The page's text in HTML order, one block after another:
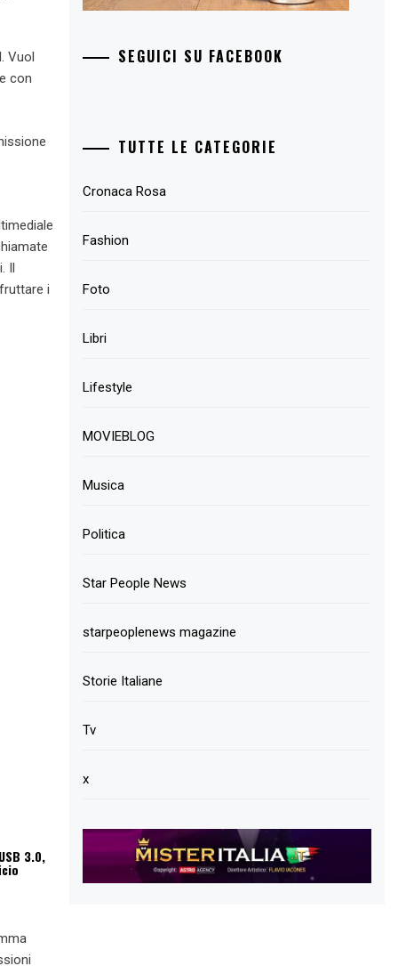
Vuol
con
Il
i
3.0,
SEGUICI SU FACEBOOK
TUTTE LE CATEGORIE
Cronaca Rosa
Fashion
Foto
Libri
Lifestyle
MOVIEBLOG
Musica
Politica
Star People News
starpeoplenews magazine
Storie Italiane
Tv
x